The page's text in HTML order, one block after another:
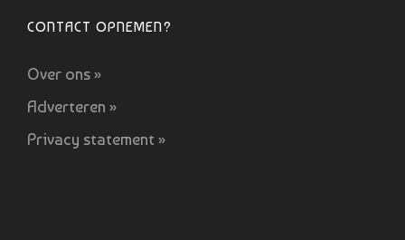
CONTACT OPNEMEN?
Over ons »
Adverteren »
Privacy statement »